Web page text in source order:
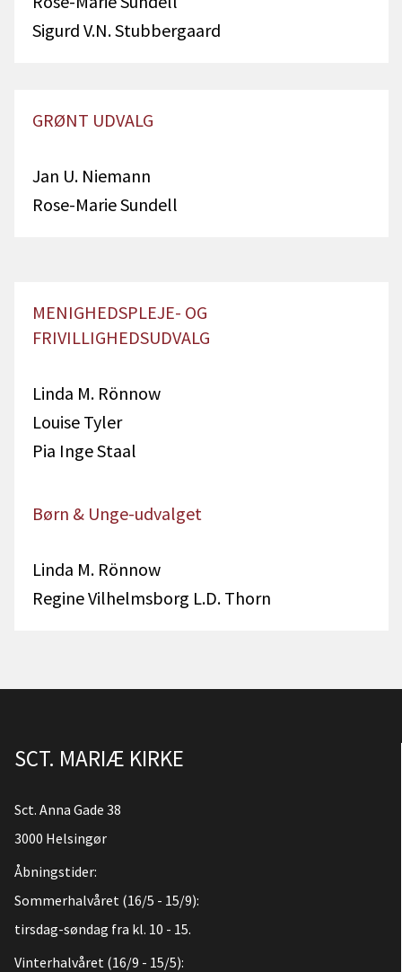
Sigurd V.N. Stubbergaard
GRØNT UDVALG
Jan U. Niemann
Rose-Marie Sundell
MENIGHEDSPLEJE- OG
FRIVILLIGHEDSUDVALG
Linda M. Rönnow
Louise Tyler
Pia Inge Staal
Børn & Unge-udvalget
Linda M. Rönnow
Regine Vilhelmsborg L.D. Thorn
SCT. MARIÆ KIRKE
Sct. Anna Gade 38
3000 Helsingør
Åbningstider:
Sommerhalvåret (16/5 - 15/9):
tirsdag-søndag fra kl. 10 - 15.
Vinterhalvåret (16/9 - 15/5):